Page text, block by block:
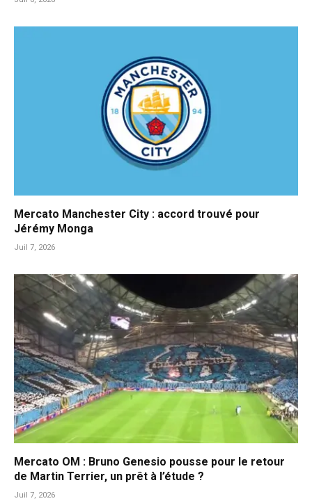
Mercato Manchester City : accord trouvé pour
Jérémy Monga
Juil 7, 2026
Mercato OM : Bruno Genesio pousse pour le retour
de Martin Terrier, un prêt à l’étude ?
Juil 7, 2026